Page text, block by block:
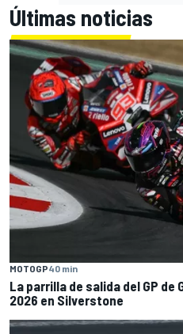
Últimas noticias
MOTOGP40 min
La parrilla de salida del GP de
2026 en Silverstone